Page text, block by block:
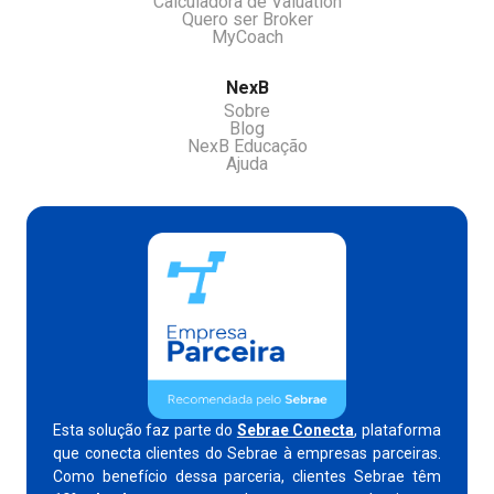
Quero ser Broker
MyCoach
NexB
Sobre
Blog
NexB Educação
Ajuda
Esta solução faz parte do Sebrae Conecta, plataforma
que conecta clientes do Sebrae à empresas parceiras.
Como benefício dessa parceria, clientes Sebrae têm